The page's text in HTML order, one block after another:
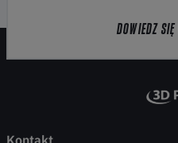
DOWIEDZ
Kontakt